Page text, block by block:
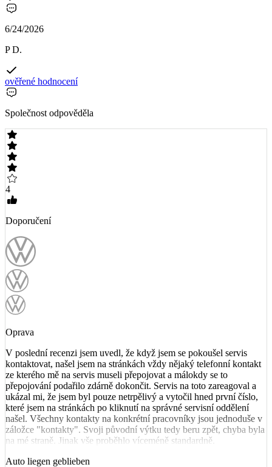
6/24/2026
P D.
ověřené hodnocení
Společnost odpověděla
4
Doporučení
Oprava
V poslední recenzi jsem uvedl, že když jsem se pokoušel servis
kontaktovat, našel jsem na stránkách vždy nějaký telefonní kontakt
ze kterého mě na servis museli přepojovat a málokdy se to
přepojování podařilo zdárně dokončit. Servis na toto zareagoval a
ukázal mi, že jsem byl pouze netrpělivý a vytočil hned první číslo,
které jsem na stránkách po kliknutí na správné servisní oddělení
našel. Všechny kontakty na konkrétní pracovníky jsou jednoduše v
záložce "kontakty". Svoji původní výtku tedy beru zpět, chyba byla
na mé straně. Jinak vše proběhlo víceméně standardně.
Auto liegen geblieben